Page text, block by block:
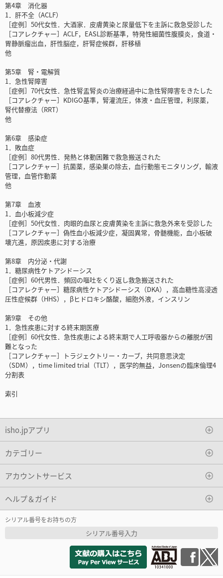
第4章 消化器
1．肝不全（ACLF）
［症例］50代女性．大酒家．皮膚黄染と尿量低下を主訴に救急受診した
［コアレクチャー］ACLF，EASL診断基準，特発性細菌性腹膜炎，食道・
胃静脈瘤出血，肝性脳症，肝腎症候群，肝移植
他
第5章 腎・電解質
1．急性腎障害
［症例］70代女性．急性腎盂腎炎の治療経過中に急性腎障害をきたした
［コアレクチャー］KDIGO基準，腎灌流圧，体液・血圧管理，利尿薬，
腎代替療法（RRT）
他
第6章 感染症
1．敗血症
［症例］80代男性．発熱と体動困難で救急搬送された
［コアレクチャー］抗菌薬，感染巣の除去，血行動態モニタリング，輸液
管理，血管作動薬
他
第7章 血液
1．血小板減少症
［症例］50代女性．肉眼的血尿と皮膚黄染を主訴に救急外来を受診した
［コアレクチャー］偽性血小板減少症，凝固異常，骨髄機能，血小板破
壊亢進，原因疾患に対する治療
第8章 内分泌・代謝
1．糖尿病性ケトアシドーシス
［症例］60代男性．頻回の嘔吐をくり返し救急搬送された
［コアレクチャー］糖尿病性ケトアシドーシス（DKA），高血糖性高浸透
圧性症候群（HHS），βヒドロキシ酪酸，細胞外液，インスリン
第9章 その他
1．急性疾患に対する終末期医療
［症例］60代女性．急性疾患による終末期で人工呼吸器からの離脱が困
難となった
［コアレクチャー］トラジェクトリー・カーブ，共同意思決定
（SDM），time limited trial（TLT），医学的無益，Jonsenの臨床倫理4
分割表
索引
isho.jpアプリ
カテゴリー
アカウントサービス
ヘルプ＆ガイド
シリアル番号をお持ちの方
シリアル番号入力